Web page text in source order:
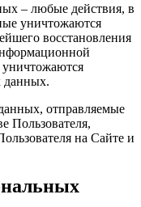
– любые действия, в
уничтожаются
восстановления
данных.
отправляемые
Пользователя,
на Сайте и